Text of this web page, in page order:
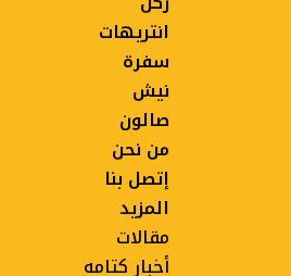
انتريهات
سفرة
نيش
صالون
من نحن
إتصل بنا
المزيد
مقالات
أخبار كتامه